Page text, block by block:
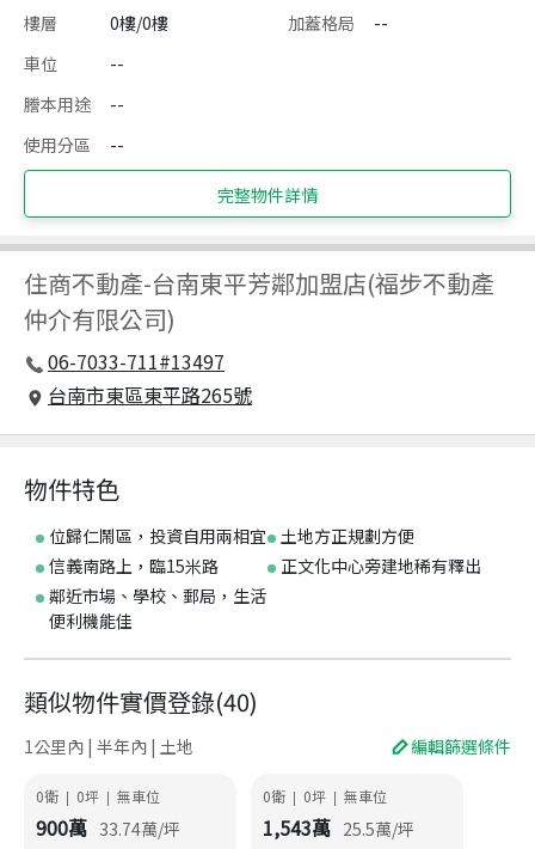
樓層
0樓/0樓 加蓋格局
--
車位
--
謄本用途
--
使用分區
--
完整物件詳情
住商不動產-台南東平芳鄰加盟店(福步不動產
仲介有限公司)
06-7033-711#13497
台南市東區東平路265號
物件特色
位歸仁鬧區，投資自用兩相宜
土地方正規劃方便
信義南路上，臨15米路
正文化中心旁建地稀有釋出
鄰近市場、學校、郵局，生活
便利機能佳
類似物件實價登錄(40)
1公里內 | 半年內 | 土地 編輯篩選條件
0衛 | 0坪 | 無車位
900萬 33.74萬/坪
0衛 | 0坪 | 無車位
1,543萬 25.5萬/坪